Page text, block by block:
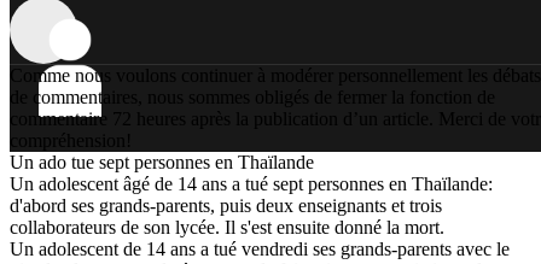
Comme nous voulons continuer à modérer personnellement les débats
de commentaires, nous sommes obligés de fermer la fonction de
commentaire 72 heures après la publication d’un article. Merci de
compréhension!
Un ado tue sept personnes en Thaïlande
Un adolescent âgé de 14 ans a tué sept personnes en Thaïlande:
d'abord ses grands-parents, puis deux enseignants et trois
collaborateurs de son lycée. Il s'est ensuite donné la mort.
Un adolescent de 14 ans a tué vendredi ses grands-parents avec le